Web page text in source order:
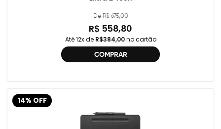
De R$ 675,00
R$ 558,80
Até 12x de R$384,00no cartão
COMPRAR
14% OFF